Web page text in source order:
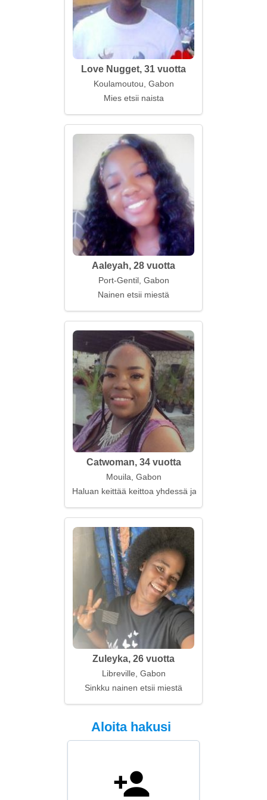
Love Nugget, 31 vuotta
Koulamoutou, Gabon
Mies etsii naista
Aaleyah, 28 vuotta
Port-Gentil, Gabon
Nainen etsii miestä
Catwoman, 34 vuotta
Mouila, Gabon
Haluan keittää keittoa yhdessä ja nauraa
Zuleyka, 26 vuotta
Libreville, Gabon
Sinkku nainen etsii miestä
Aloita hakusi